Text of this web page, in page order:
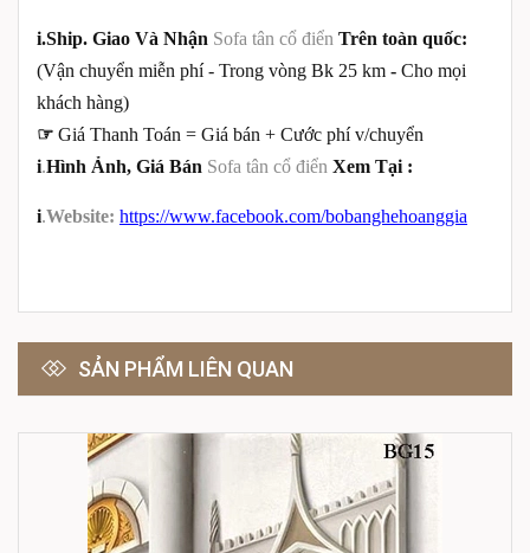
i.Ship. Giao Và Nhận Sofa tân cổ điển Trên toàn quốc:
(Vận chuyển miễn phí - Trong vòng Bk 25 km - Cho mọi
khách hàng)
☞ Giá Thanh Toán = Giá bán + Cước phí v/chuyển
i.Hình Ảnh, Giá Bán Sofa tân cổ điển Xem Tại :
i.Website: https://www.facebook.com/bobanghehoanggia
SẢN PHẨM LIÊN QUAN